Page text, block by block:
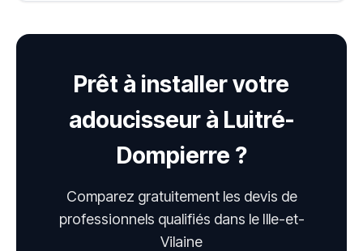
Prêt à installer votre
adoucisseur à Luitré-
Dompierre ?
Comparez gratuitement les devis de
professionnels qualifiés dans le Ille-et-
Vilaine